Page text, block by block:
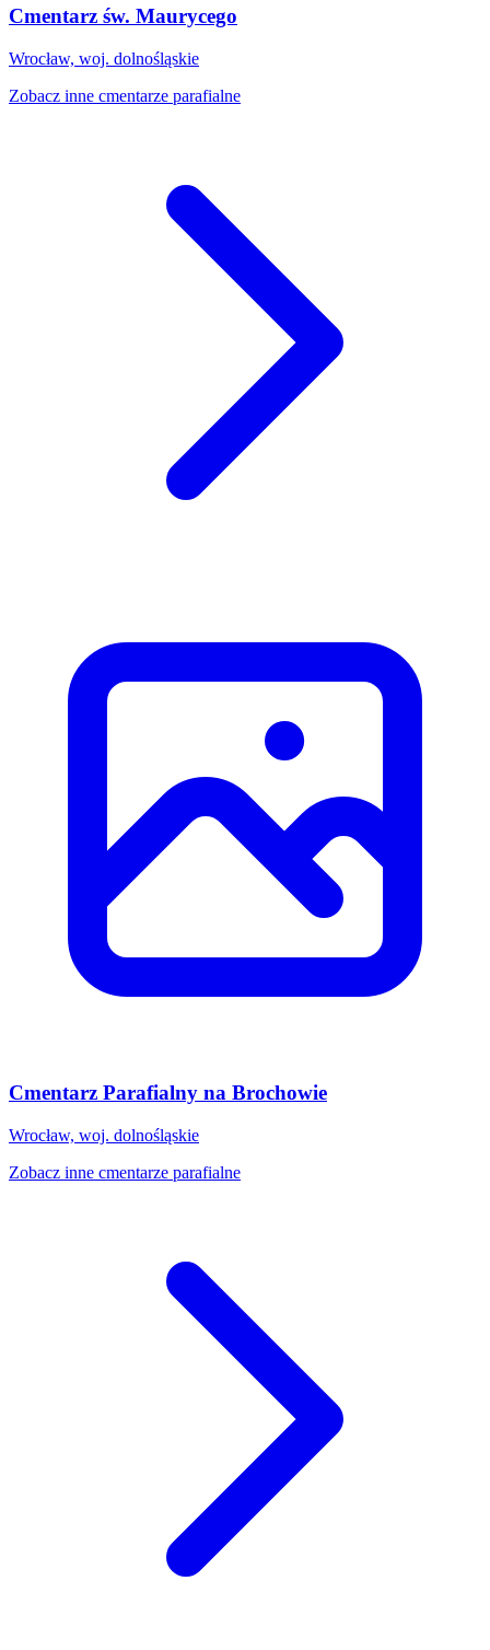
Cmentarz św. Maurycego
Wrocław, woj. dolnośląskie
Zobacz inne cmentarze parafialne
Cmentarz Parafialny na Brochowie
Wrocław, woj. dolnośląskie
Zobacz inne cmentarze parafialne